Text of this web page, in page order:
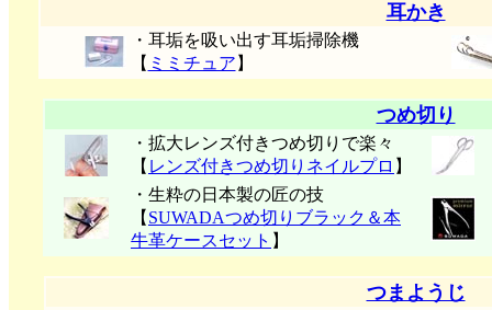
耳かき
・耳垢を吸い出す耳垢掃除機
【 ミミチュア 】
つめ切り
・拡大レンズ付きつめ切りで楽々
【 レンズ付きつめ切りネイルプロ 】
・生粋の日本製の匠の技
【 SUWADAつめ切りブラック＆本
牛革ケースセット 】
つまようじ